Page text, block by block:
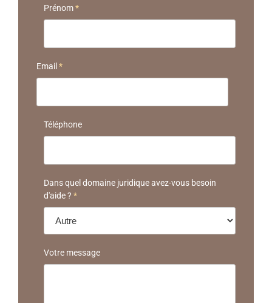
Prénom*
Email *
Téléphone
Dans quel domaine juridique avez-vous besoin
d'aide ? *
Votre message